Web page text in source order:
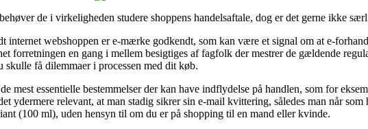
de i virkeligheden studere shoppens handelsaftale, dog er det gerne ikke
webshoppen er e-mærke godkendt, som kan være et signal om at e-
forretningen en gang i mellem besigtiges af fagfolk der mestrer de gældende
få dilemmaer i processen med dit køb.
mest essentielle bestemmelser der kan have indflydelse på handlen, som for
ydermere relevant, at man stadig sikrer sin e-mail kvittering, således man når
(100 ml), uden hensyn til om du er på shopping til en mand eller kvinde.